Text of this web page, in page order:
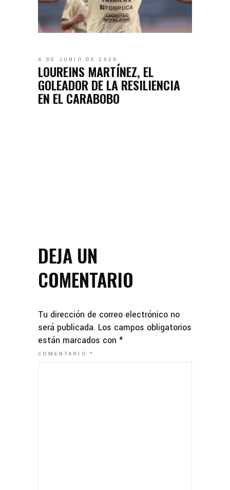
6 DE JUNIO DE 2026
LOUREINS MARTÍNEZ, EL
GOLEADOR DE LA RESILIENCIA
EN EL CARABOBO
DEJA UN
COMENTARIO
Tu dirección de correo electrónico no
será publicada. Los campos obligatorios
están marcados con *
COMENTARIO*